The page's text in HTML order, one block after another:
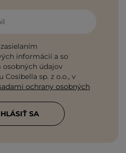
informácií a so
osobných údajov
Cosibella sp. z o.o., v
ochrany osobných
SA